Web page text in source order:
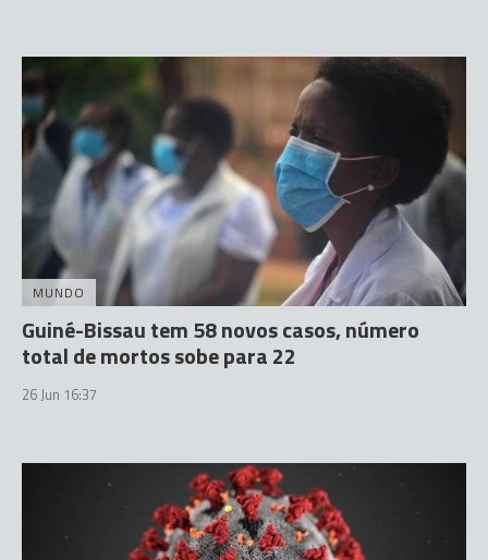
MUNDO
Guiné-Bissau tem 58 novos casos, número
total de mortos sobe para 22
26 Jun 16:37